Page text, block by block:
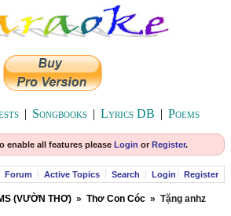
| Songbooks | Lyrics DB | Poems
enable all features please Login or Register.
Forum Active Topics Search Login Register
(VƯỜN THƠ) » Thơ Con Cóc » Tặng anhz